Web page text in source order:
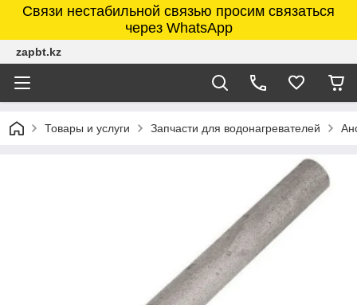
Связи нестабильной связью просим связаться
через WhatsApp
zapbt.kz
Товары и услуги Запчасти для водонагревателей